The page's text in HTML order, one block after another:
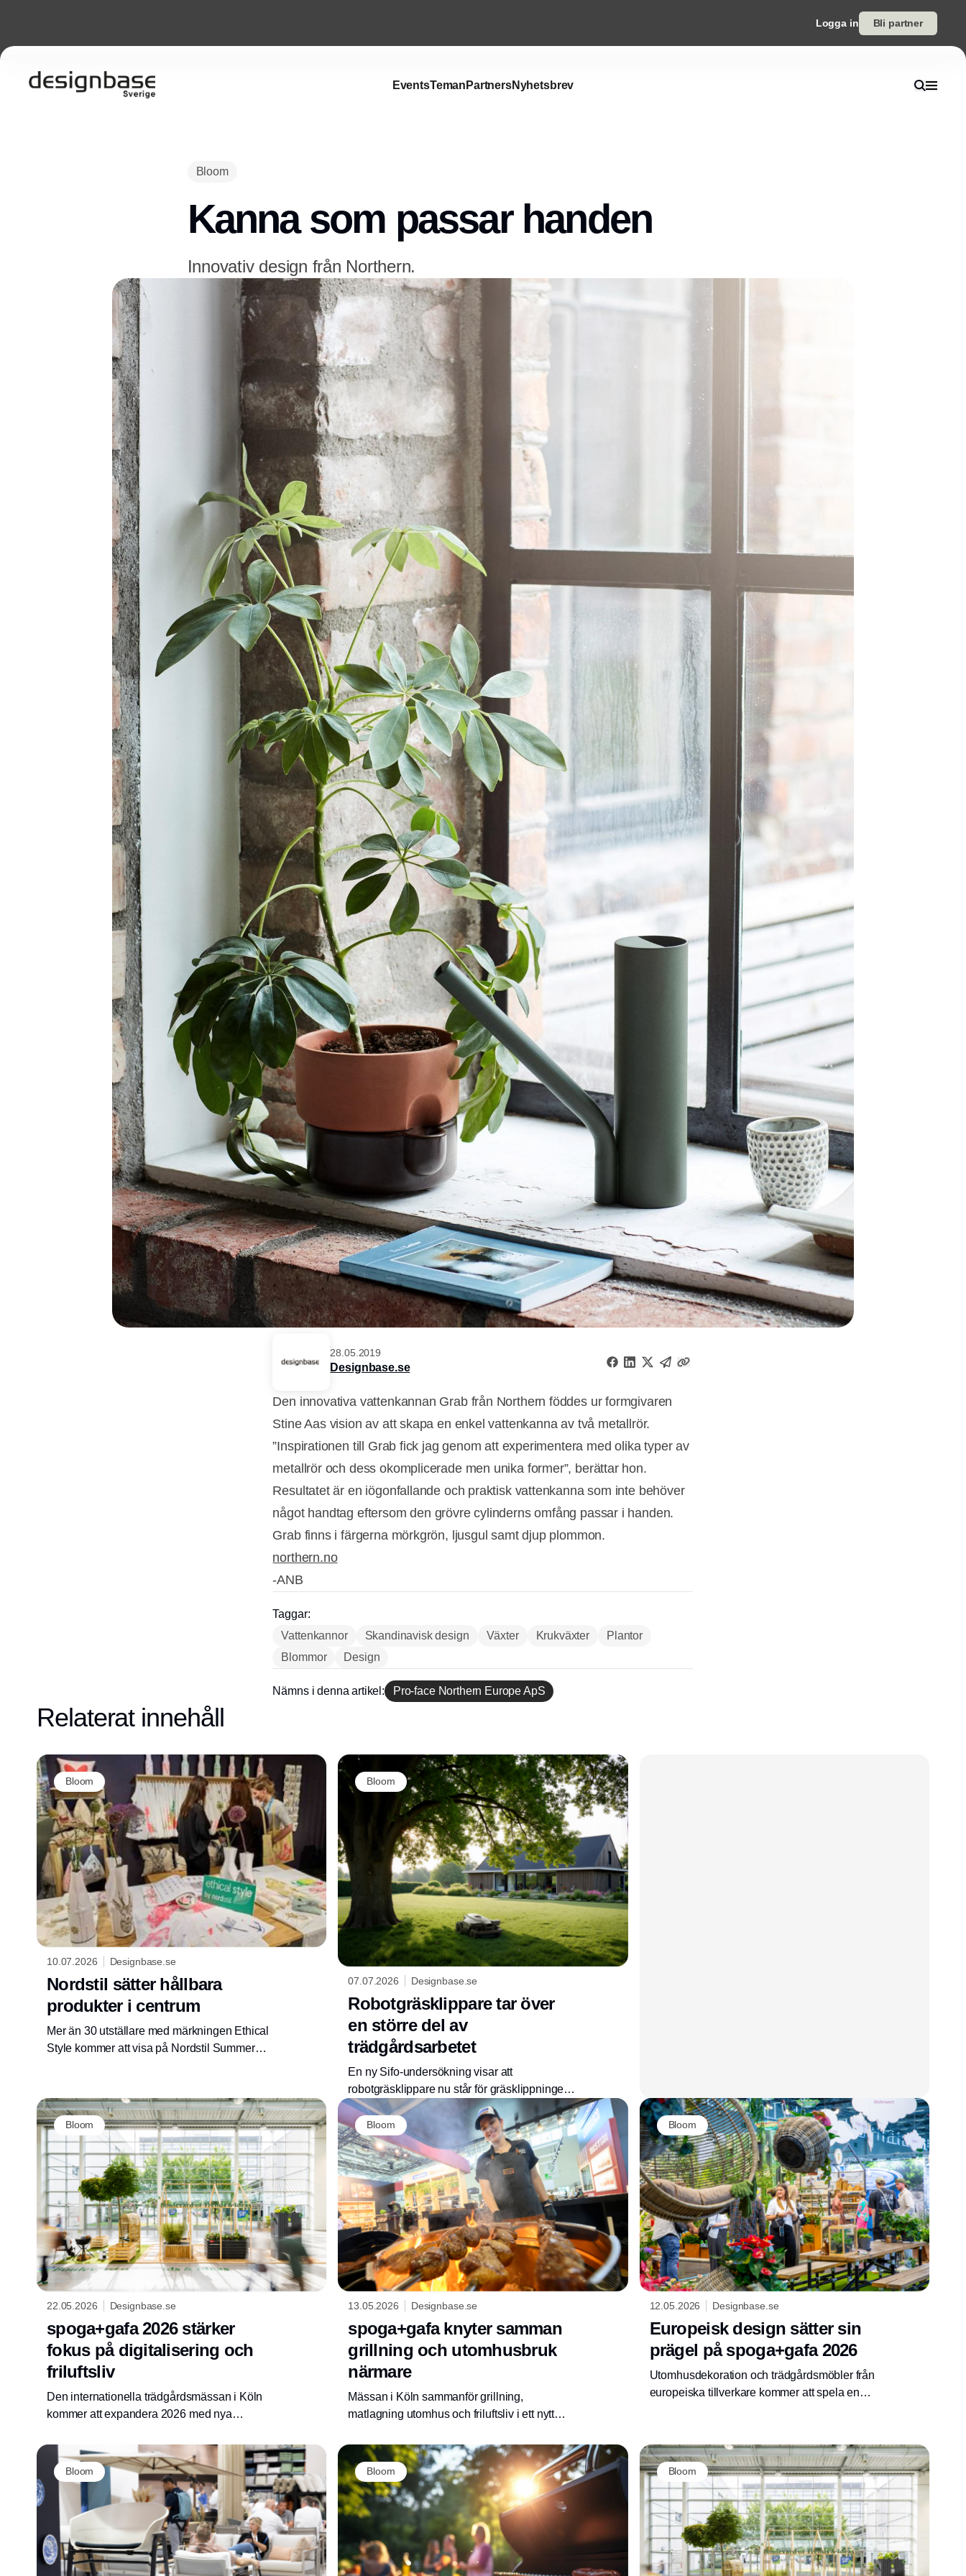
Logga in Bli partner
EventsTeman PartnersNyhetsbrev
Bloom
Kanna som passar handen
Innovativ design från Northern.
28.05.2019
Designbase.se
Den innovativa vattenkannan Grab från Northern föddes ur formgivaren
Stine Aas vision av att skapa en enkel vattenkanna av två metallrör.
”Inspirationen till Grab fick jag genom att experimentera med olika typer av
metallrör och dess okomplicerade men unika former”, berättar hon.
Resultatet är en iögonfallande och praktisk vattenkanna som inte behöver
något handtag eftersom den grövre cylinderns omfång passar i handen.
Grab finns i färgerna mörkgrön, ljusgul samt djup plommon.
northern.no
-ANB
Taggar:
Vattenkannor
Skandinavisk design Växter Krukväxter
Plantor
Blommor
Design
Nämns i denna artikel: Pro-face Northern Europe ApS
Relaterat innehåll
Bloom
10.07.2026 Designbase.se
Nordstil sätter hållbara
produkter i centrum
Mer än 30 utställare med märkningen Ethical
Style kommer att visa på Nordstil Summer
detaljhandelns sortiment.
Bloom
07.07.2026 Designbase.se
Robotgräsklippare tar över
en större del av
trädgårdsarbetet
En ny Sifo-undersökning visar att
robotgräsklippare nu står för gräsklippningen
hos över var femte svensk trädgårdsägare.
Samtidigt fortsätter jämförelser med
grannarnas trädgårdar att prägla många
husägare.
Bloom
22.05.2026 Designbase.se
spoga+gafa 2026 stärker
fokus på digitalisering och
friluftsliv
Den internationella trädgårdsmässan i Köln
kommer att expandera 2026 med nya
format riktade mot detaljhandel, varumärken
och designbranschen.
Bloom
13.05.2026 Designbase.se
spoga+gafa knyter samman
grillning och utomhusbruk
närmare
Mässan i Köln sammanför grillning,
matlagning utomhus och friluftsliv i ett nytt
upplevelser och livsstil.
Bloom
12.05.2026 Designbase.se
Europeisk design sätter sin
prägel på spoga+gafa 2026
Utomhusdekoration och trädgårdsmöbler från
europeiska tillverkare kommer att spela en
Bloom Bloom Bloom